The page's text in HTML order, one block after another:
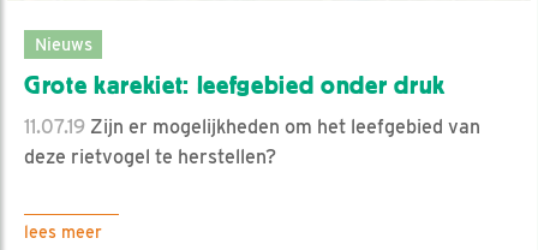
Nieuws
Grote karekiet: leefgebied onder druk
11.07.19 Zijn er mogelijkheden om het leefgebied van
deze rietvogel te herstellen?
lees meer